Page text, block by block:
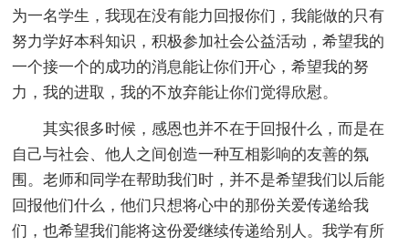
为一名学生，我现在没有能力回报你们，我能做的只有
努力学好本科知识，积极参加社会公益活动，希望我的
一个接一个的成功的消息能让你们开心，希望我的努
力，我的进取，我的不放弃能让你们觉得欣慰。
其实很多时候，感恩也并不在于回报什么，而是在
自己与社会、他人之间创造一种互相影响的友善的氛
围。老师和同学在帮助我们时，并不是希望我们以后能
回报他们什么，他们只想将心中的那份关爱传递给我
们，也希望我们能将这份爱继续传递给别人。我学有所